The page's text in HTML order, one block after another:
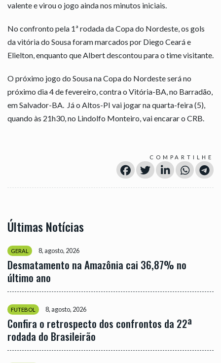
valente e virou o jogo ainda nos minutos iniciais.
No confronto pela 1ª rodada da Copa do Nordeste, os gols
da vitória do Sousa foram marcados por Diego Ceará e
Elielton, enquanto que Albert descontou para o time visitante.
O próximo jogo do Sousa na Copa do Nordeste será no
próximo dia 4 de fevereiro, contra o Vitória-BA, no Barradão,
em Salvador-BA. Já o Altos-PI vai jogar na quarta-feira (5),
quando às 21h30, no Lindolfo Monteiro, vai encarar o CRB.
COMPARTILHE
Últimas Notícias
GERAL 8, agosto, 2026
Desmatamento na Amazônia cai 36,87% no
último ano
FUTEBOL 8, agosto, 2026
Confira o retrospecto dos confrontos da 22ª
rodada do Brasileirão